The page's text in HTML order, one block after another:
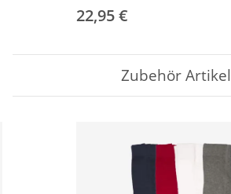
22,95 €
Zubehör Artikel